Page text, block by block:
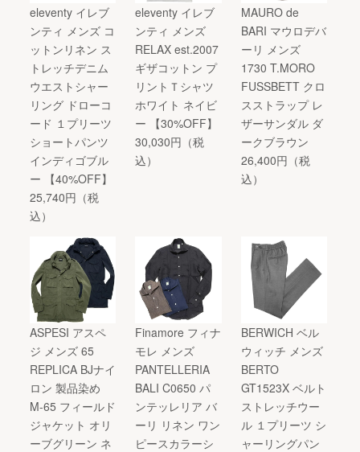
eleventy イレブ
ンティ メンズ コ
ットンリネン ス
トレッチデニム
ウエストシャー
リング ドローコ
ード １プリーツ
ショートパンツ
インディゴブル
ー 【40%OFF】
25,740円（税
込）
eleventy イレブ
ンティ メンズ
RELAX est.2007
ギザコットン プ
リントＴシャツ
ホワイト ネイビ
ー 【30%OFF】
30,030円（税
込）
MAURO de
BARI マウロデバ
ーリ メンズ
1730 T.MORO
FUSSBETT クロ
スストラップ レ
ザーサンダル ダ
ークブラウン
26,400円（税
込）
ASPESI アスペ
ジ メンズ 65
REPLICA BJナイ
ロン 製品染め
M-65 フィールド
ジャケット オリ
ーブグリーン ネ
Finamore フィナ
モレ メンズ
PANTELLERIA
BALI C0650 パ
ンテッレリア バ
ーリ リネン ワン
ピースカラーシ
BERWICH ベル
ウィッチ メンズ
BERTO
GT1523X ベルト
ストレッチウー
ル １プリーツ シ
ャーリングパン